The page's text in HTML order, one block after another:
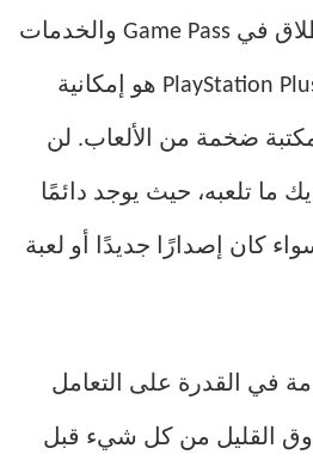
أفضل شيء على الإطلاق في Game Pass والخدمات
المنافسة مثل PlayStation Plus Extra هو إمكانية
ضخمة من الألعاب. لن
ما تلعبه، حيث يوجد دائمًا
كان إصدارًا جديدًا أو لعبة
في القدرة على التعامل
القليل من كل شيء قبل